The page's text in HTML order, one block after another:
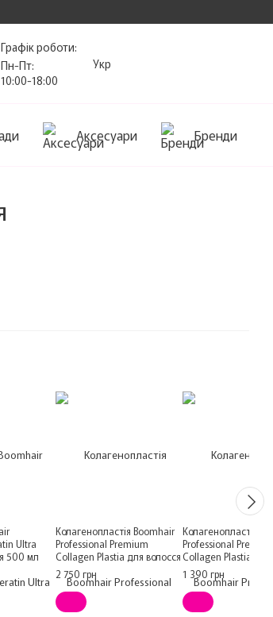
Графік роботи:
Пн-Пт:
10:00-18:00
Укр
Аксесуари Бренди
Ultra
500 мл
Колагенопластія Boomhair
Professional Premium
Collagen Plastia для волосся
500 мл
2 750 грн
Колагенопластія
Professional
Collagen Plastia для
250 мл (розлив)
1 390 грн